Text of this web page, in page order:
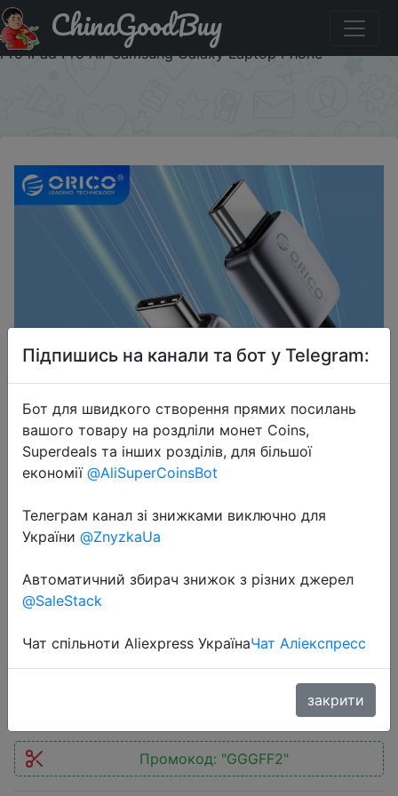
Купити по знижці GGGFF2 ORICO 100W PD USB C Cable
5A Fast Charging Cord Type C Nylon Braid for MacBook
Pro iPad Pro Air Samsung Galaxy Laptop Phone
ChinaGoodBuy
2023-05-17
ORICO 100W PD USB C Cable 5A
Fast Charging Cord Type C Nylon
Braid for MacBook Pro iPad Pro Air
Промокод: "GGGFF2"
Підпишись на канали та бот у Telegram:
Бот для швидкого створення прямих посилань
вашого товару на роздліли монет Coins,
Superdeals та інших розділів, для більшої
економії @AliSuperCoinsBot
Телеграм канал зі знижками виключно для
України @ZnyzkaUa
Автоматичний збирач знижок з різних джерел
@SaleStack
Чат спільноти Aliexpress УкраїнаЧат Аліекспресс
закрити